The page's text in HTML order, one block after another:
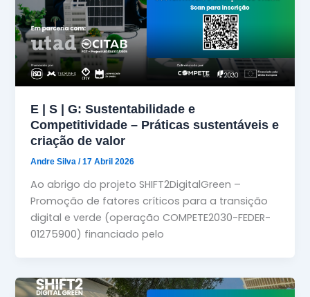
E | S | G: Sustentabilidade e
Competitividade – Práticas sustentáveis e
criação de valor
Andre Silva/17 Abril 2026
Ao abrigo do projeto SHIFT2DigitalGreen –
Promoção de fatores críticos para a transição
digital e verde (operação COMPETE2030-FEDER-
01275900) financiado pelo